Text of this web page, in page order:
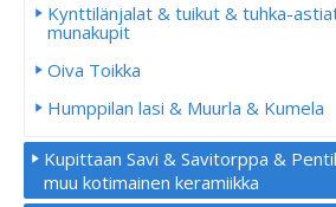
Kynttilänjalat & tuikut & tuhka-
munakupit
Oiva Toikka
Humppilan lasi & Muurla & Kumela
Kupittaan Savi & Savitorppa &
muu kotimainen keramiikka